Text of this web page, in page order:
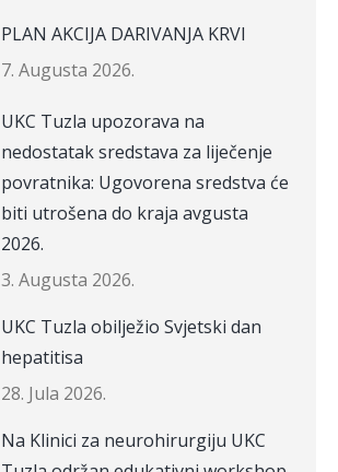
PLAN AKCIJA DARIVANJA KRVI
7. Augusta 2026.
UKC Tuzla upozorava na
nedostatak sredstava za liječenje
povratnika: Ugovorena sredstva će
biti utrošena do kraja avgusta
2026.
3. Augusta 2026.
UKC Tuzla obilježio Svjetski dan
hepatitisa
28. Jula 2026.
Na Klinici za neurohirurgiju UKC